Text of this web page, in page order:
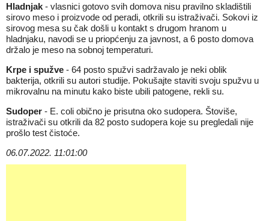
Hladnjak - vlasnici gotovo svih domova nisu pravilno skladištili
sirovo meso i proizvode od peradi, otkrili su istraživači. Sokovi iz
sirovog mesa su čak došli u kontakt s drugom hranom u
hladnjaku, navodi se u priopćenju za javnost, a 6 posto domova
držalo je meso na sobnoj temperaturi.
Krpe i spužve - 64 posto spužvi sadržavalo je neki oblik
bakterija, otkrili su autori studije. Pokušajte staviti svoju spužvu u
mikrovalnu na minutu kako biste ubili patogene, rekli su.
Sudoper - E. coli obično je prisutna oko sudopera. Štoviše,
istraživači su otkrili da 82 posto sudopera koje su pregledali nije
prošlo test čistoće.
06.07.2022. 11:01:00